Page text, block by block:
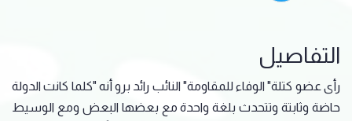
التفاصيل
رأى عضو كتلة" الوفاء للمقاومة" النائب رائد برو أنه "كلما كانت الدولة
حاضة وثابتة وتتحدث بلغة واحدة مع بعضها البعض ومع الوسيط